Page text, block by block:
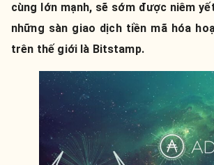
cùng lớn mạnh, sẽ sớm được niêm
những sàn giao dịch tiền mã hóa
trên thế giới là Bitstamp.